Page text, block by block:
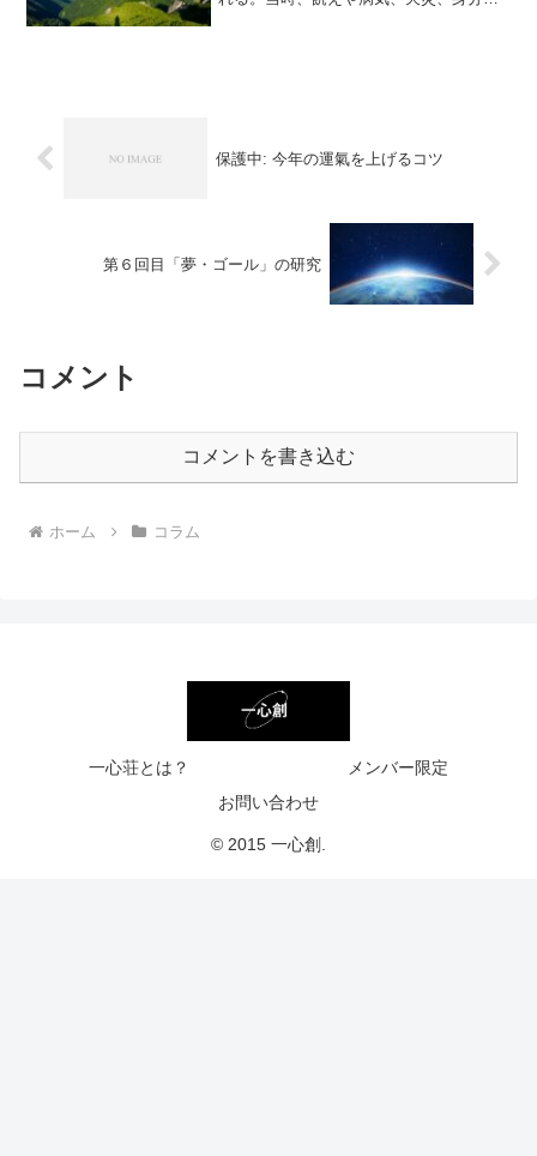
保護中: 今年の運氣を上げるコツ
第６回目「夢・ゴール」の研究
コメント
コメントを書き込む
ホーム コラム
一心荘とは？
メンバー限定
お問い合わせ
© 2015 一心創.